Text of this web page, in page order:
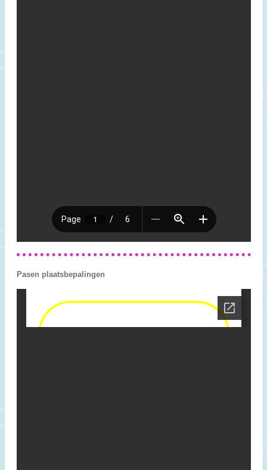
Pasen plaatsbepalingen